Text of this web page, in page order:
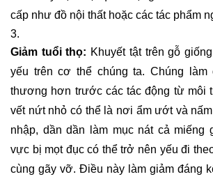
cấp như đồ nội thất hoặc các tác phẩm
Giảm tuổi thọ: Khuyết tật trên gỗ
yếu trên cơ thể chúng ta. Chúng
thương hơn trước các tác động từ môi
vết nứt nhỏ có thể là nơi ẩm ướt và
nhập, dần dần làm mục nát cả miếng
vực bị mọt đục có thể trở nên yếu đi
cùng gãy vỡ. Điều này làm giảm đáng